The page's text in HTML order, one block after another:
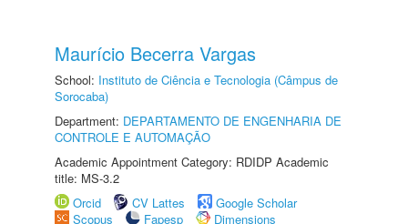
Maurício Becerra Vargas
School: Instituto de Ciência e Tecnologia (Câmpus de
Sorocaba)
Department: DEPARTAMENTO DE ENGENHARIA DE
CONTROLE E AUTOMAÇÃO
Academic Appointment Category: RDIDP Academic
title: MS-3.2
Orcid
CV Lattes
Google Scholar
Scopus
Fapesp
Dimensions